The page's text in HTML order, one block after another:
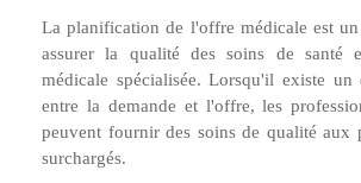
La planification de l'offre médicale est
assurer la qualité des soins de santé
médicale spécialisée. Lorsqu'il existe un
entre la demande et l'offre, les
peuvent fournir des soins de qualité aux
surchargés.